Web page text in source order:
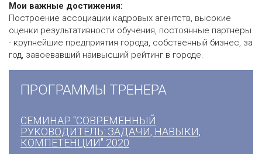
Мои важные достижения:
Построение ассоциации кадровых агентств, высокие
оценки результативности обучения, постоянные партнеры
- крупнейшие предприятия города, собственный бизнес, за
год, завоевавший наивысший рейтинг в городе.
ПРОГРАММЫ ТРЕНЕРА
СЕМИНАР "СОВРЕМЕННЫЙ
РУКОВОДИТЕЛЬ: ЗАДАЧИ, НАВЫКИ,
КОМПЕТЕНЦИИ" 2020